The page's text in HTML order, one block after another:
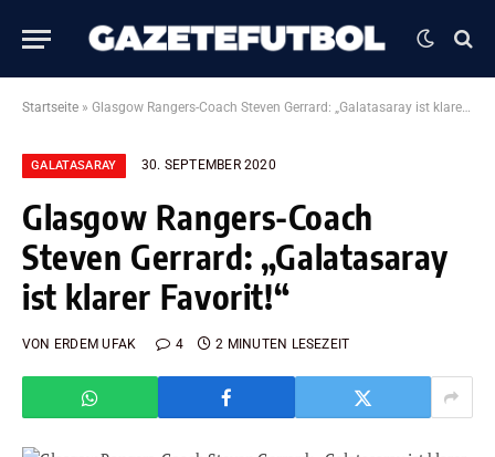
Startseite » Glasgow Rangers-Coach Steven Gerrard: „Galatasaray ist klarer Favorit!“
GALATASARAY 30. SEPTEMBER 2020
Glasgow Rangers-Coach
Steven Gerrard: „Galatasaray
ist klarer Favorit!“
VON ERDEM UFAK 4 2 MINUTEN LESEZEIT